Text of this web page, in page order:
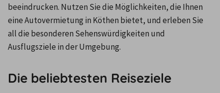
beeindrucken. Nutzen Sie die Möglichkeiten, die Ihnen
eine Autovermietung in Köthen bietet, und erleben Sie
all die besonderen Sehenswürdigkeiten und
Ausflugsziele in der Umgebung.
Die beliebtesten Reiseziele